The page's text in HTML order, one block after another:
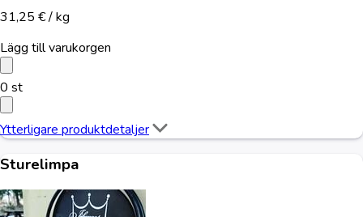
31,25 € / kg
Lägg till varukorgen
0 st
Ytterligare produktdetaljer
Sturelimpa